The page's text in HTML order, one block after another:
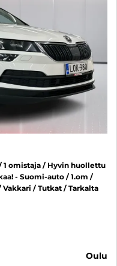
1 omistaja / Hyvin huollettu
- Suomi-auto / 1.om /
/ Tutkat / Tarkalta
oulu